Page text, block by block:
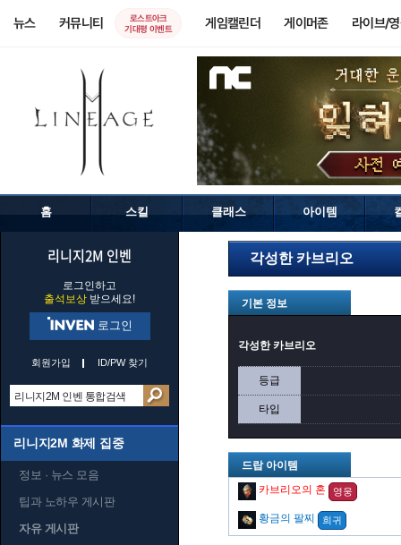
뉴스 커뮤니티
로스트아크
기대평 이벤트
게임캘린더 게이머존 라이브/
홈 스킬 클래스 아이템
리니지2M 인벤
로그인하고
출석보상 받으세요!
로그인
회원가입 ID/PW 찾기
리니지2M 화제 집중
정보 · 뉴스 모음
팁과 노하우 게시판
자유 게시판
각성한 카브리오
기본 정보
각성한 카브리오
등급
타입
드랍 아이템
카브리오의 혼
영웅
황금의 팔찌 희귀